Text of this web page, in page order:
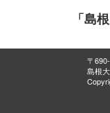
「島
〒
島根